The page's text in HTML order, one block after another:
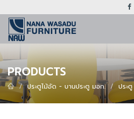
PRODUCTS
ประตูไม้อัด - บานประตู มอก. ประตู